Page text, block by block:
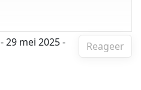
Reageer
- 29 mei 2025 -